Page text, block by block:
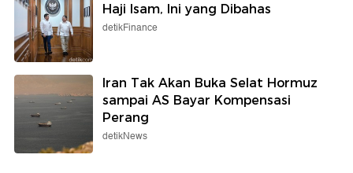
Haji Isam, Ini yang Dibahas
detikFinance
Iran Tak Akan Buka Selat Hormuz
sampai AS Bayar Kompensasi
Perang
detikNews